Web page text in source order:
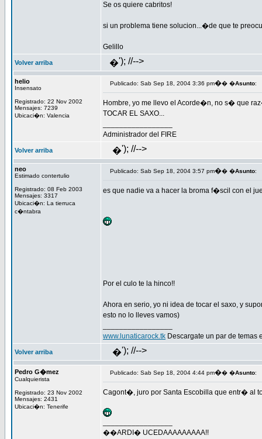
Se os quiere cabritos!
si un problema tiene solucion...�de que te
Gelillo
Volver arriba �'); //-->
helio
Insensato
Registrado: 22 Nov 2002
Mensajes: 7239
Ubicaci�n: Valencia
Publicado: Sab Sep 18, 2004 3:36 pm�� �Asunto:
Hombre, yo me llevo el Acorde�n, no s� que
TOCAR EL SAXO...
Administrador del FIRE
Volver arriba �'); //-->
neo
Estimado contertulio
Registrado: 08 Feb 2003
Mensajes: 3317
Ubicaci�n: La tierruca
c�ntabra
Publicado: Sab Sep 18, 2004 3:57 pm�� �Asunto:
es que nadie va a hacer la broma f�scil con el
Por el culo te la hinco!!
Ahora en serio, yo ni idea de tocar el saxo, y
esto no lo lleves vamos)
www.lunaticarock.tk Descargate un par de temas
Volver arriba �'); //-->
Pedro G�mez
Cualquierista
Registrado: 23 Nov 2002
Mensajes: 2431
Ubicaci�n: Tenerife
Publicado: Sab Sep 18, 2004 4:44 pm�� �Asunto:
Cagont�, juro por Santa Escobilla que entr� al
��ARDI� UCEDAAAAAAAAA!!